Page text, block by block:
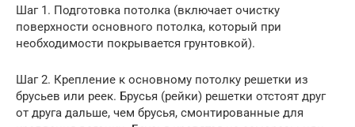
Шаг 1. Подготовка потолка (включает очистку
поверхности основного потолка, который при
необходимости покрывается грунтовкой).
Шаг 2. Крепление к основному потолку решетки из
брусьев или реек. Брусья (рейки) решетки отстоят друг
от друга дальше, чем брусья, смонтированные для